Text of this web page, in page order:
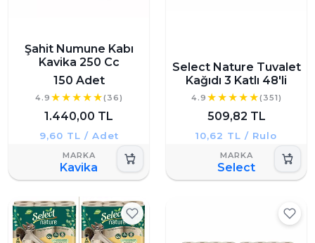
Şahit Numune Kabı
Kavika 250 Cc
150 Adet
4.9 (36)
1.440,00 TL
9,60 TL / Adet
Kavika
Select Nature Tuvalet
Kağıdı 3 Katlı 48'li
4.9 (351)
509,82 TL
10,62 TL / Rulo
Select